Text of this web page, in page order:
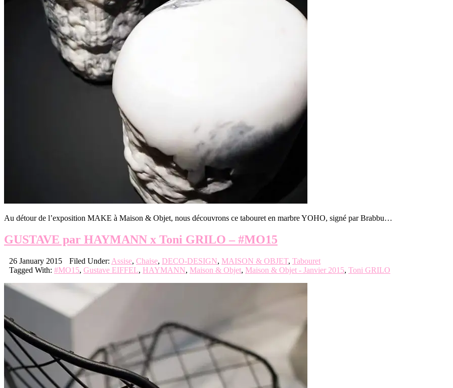
Au détour de l’exposition MAKE à Maison & Objet, nous découvrons ce tabouret en marbre YOHO, signé par Brabbu…
GUSTAVE par HAYMANN x Toni GRILO – #MO15
26 January 2015 Filed Under: Assise, Chaise, DECO-DESIGN, MAISON & OBJET, Tabouret
Tagged With: #MO15, Gustave EIFFEL, HAYMANN, Maison & Objet, Maison & Objet - Janvier 2015, Toni GRILO